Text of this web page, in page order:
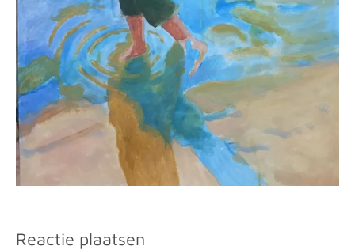
Reactie plaatsen